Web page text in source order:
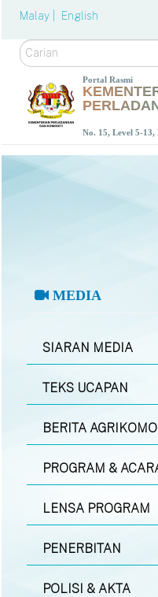
Malay | English
Carian
Portal Rasmi
No. 15, Level 5-
MEDIA
SIARAN MEDIA
TEKS UCAPAN
BERITA
PROGRAM &
LENSA PROGRAM
PENERBITAN
POLISI & AKTA